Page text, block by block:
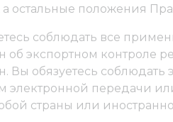
остальные положения
соблюдать все
об экспортном контроле
Вы обязуетесь
электронной передачи
страны или